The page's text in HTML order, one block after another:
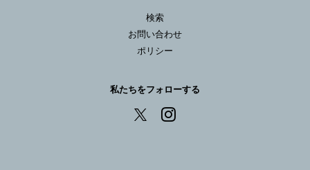
検索
お問い合わせ
ポリシー
私たちをフォローする